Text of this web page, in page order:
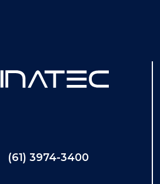
(61) 3974-3400